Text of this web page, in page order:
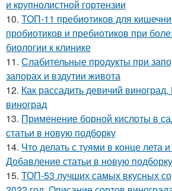
и крупнолистной гортензии
10. ТОП-11 пребиотиков для
пробиотиков и пребиотиков при
биологии к клинике
11. Слабительные продукты при
запорах и вздутии живота
12. Как рассадить девичий
виноград
13. Применение борной кислоты в
статьи в новую подборку
14. Что делать с туями в конце лета
Добавление статьи в новую подборку
15. ТОП-53 лучших самых вкусных